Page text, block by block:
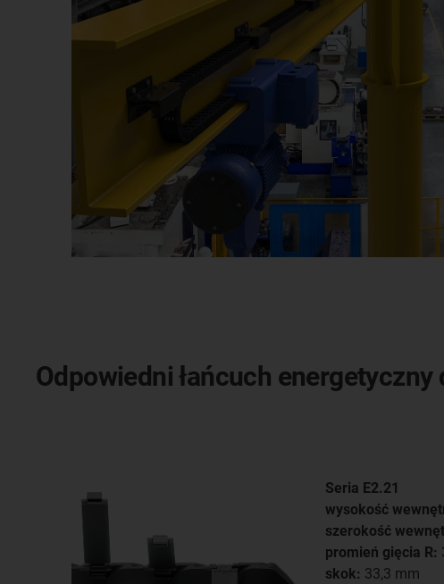
Odpowiedni łańcuch energetyczny
Seria E2.21
wysokość
szerokość
promień gięcia R:
skok: 33,3 mm